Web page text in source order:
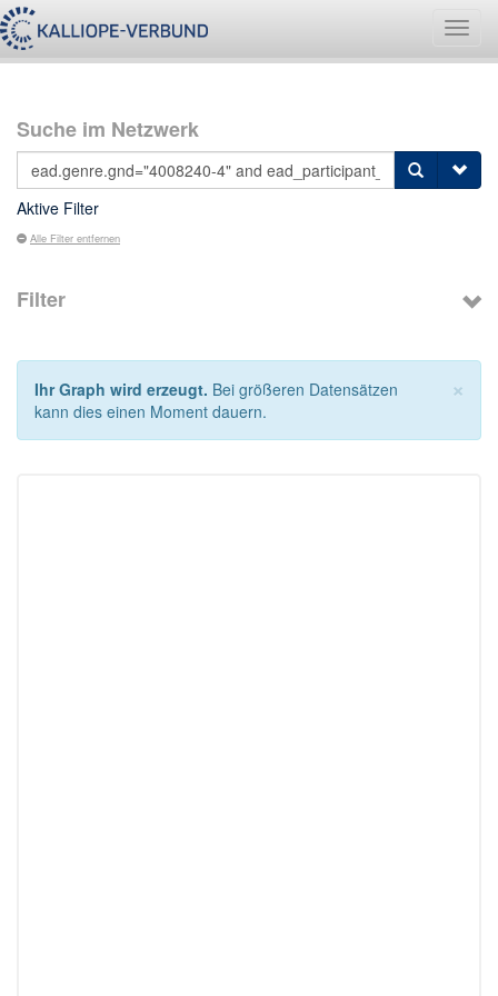
Suche im Netzwerk
Aktive Filter
Alle Filter entfernen
Filter
×
Ihr Graph wird erzeugt. Bei größeren Datensätzen
kann dies einen Moment dauern.